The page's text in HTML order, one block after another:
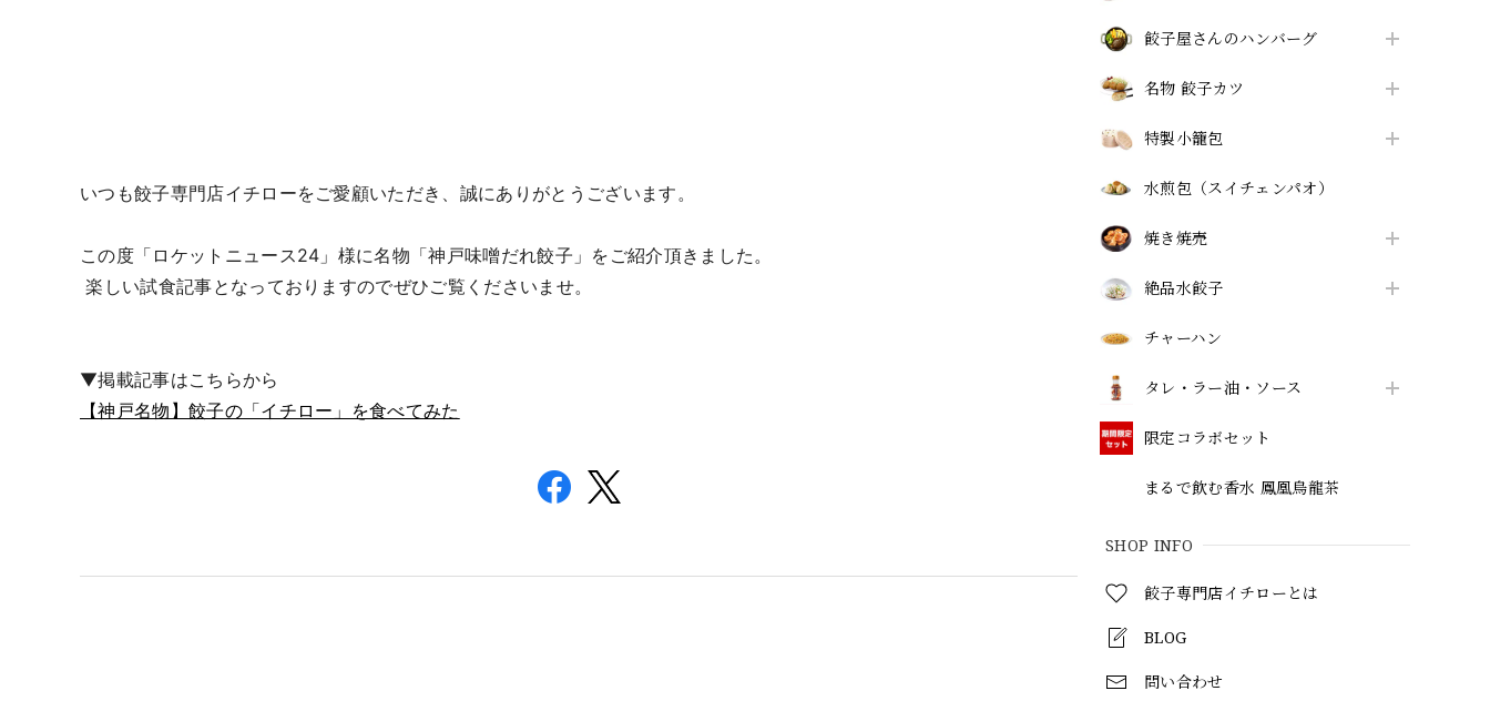
餃子屋さんのハンバーグ
名物 餃子カツ
特製小籠包
水煎包（スイチェンパオ）
焼き焼売
絶品水餃子
チャーハン
タレ・ラー油・ソース
限定コラボセット
まるで飲む香水 鳳凰烏龍茶
SHOP INFO
餃子専門店イチローとは
BLOG
問い合わせ
いつも餃子専門店イチローをご愛顧いただき、誠にありがとうございます。
この度「ロケットニュース24」様に名物「神戸味噌だれ餃子」をご紹介頂きました。
楽しい試食記事となっておりますのでぜひご覧くださいませ。
▼掲載記事はこちらから
【神戸名物】餃子の「イチロー」を食べてみた